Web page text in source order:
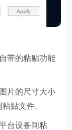
带的粘贴功能
片的尺寸大小
贴文件。
台设备间粘